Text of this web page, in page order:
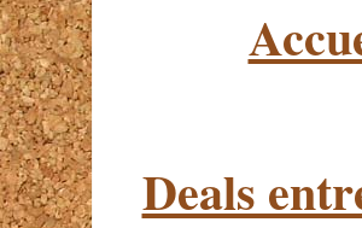
Deals